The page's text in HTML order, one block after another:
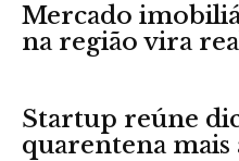
Mercado
na região vira
Startup reúne
quarentena mais